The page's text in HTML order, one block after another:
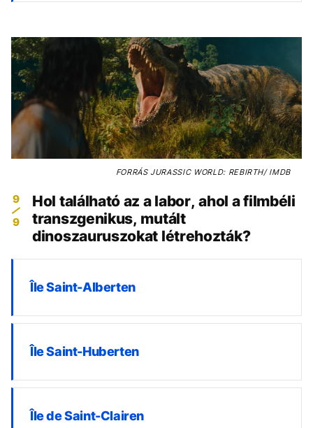
FORRÁSJURASSIC WORLD: REBIRTH/ IMDB
9
9
Hol található az a labor, ahol a filmbéli
transzgenikus, mutált
dinoszauruszokat létrehozták?
Île Saint-Alberten
Île Saint-Huberten
Île de Saint-Clairen